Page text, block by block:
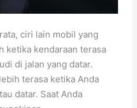
ciri lain mobil yang
ketika kendaraan terasa
di jalan yang datar.
terasa ketika Anda
datar. Saat Anda